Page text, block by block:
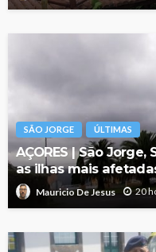
SÃO JORGE ÚLTIMAS
AÇORES | São
as ilhas mais
Mauricio De Jesus 20